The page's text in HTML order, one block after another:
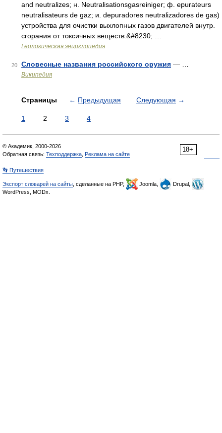
and neutralizes; н. Neutralisationsgasreiniger; ф. epurateurs
neutralisateurs de gaz; и. depuradores neutralizadores de gas)
устройства для очистки выхлопных газов двигателей внутр.
сгорания от токсичных веществ.&#8230; …
Геологическая энциклопедия
20 Словесные названия российского оружия — …
Википедия
Страницы ← Предыдущая Следующая →
1 2 3 4
18+
© Академик, 2000-2026
Обратная связь: Техподдержка Реклама на сайте
👣 Путешествия
Экспорт словарей на сайты , сделанные на PHP, Joomla,
Drupal,
WordPress, MODx.